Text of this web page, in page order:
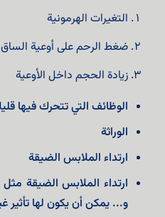
التغيرات الهرمونية
ضغط الرحم على أوعية الساق
زيادة الحجم داخل الأوعية
الوظائف التي تتحرك فيها
الوراثة
ارتداء الملابس الضيقة
ارتداء الملابس الضيقة
و... يمكن أن يكون لها تأثير